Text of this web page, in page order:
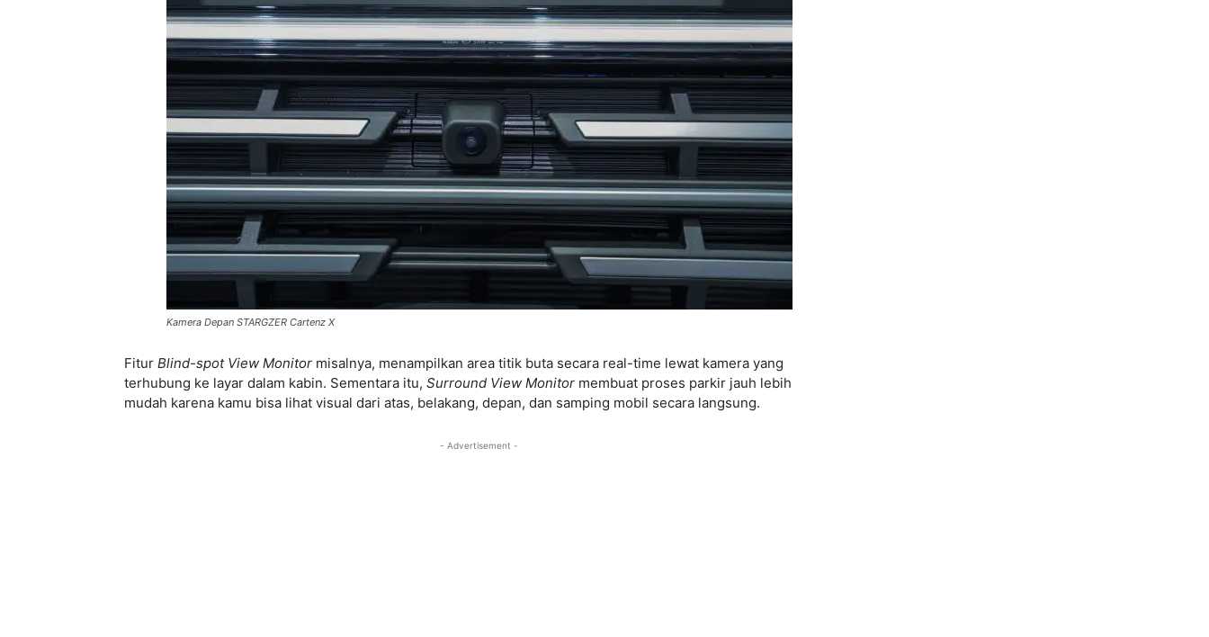
Kamera Depan STARGZER Cartenz X
Fitur Blind-spot View Monitor misalnya, menampilkan area titik buta secara real-time lewat kamera yang
terhubung ke layar dalam kabin. Sementara itu, Surround View Monitor membuat proses parkir jauh lebih
mudah karena kamu bisa lihat visual dari atas, belakang, depan, dan samping mobil secara langsung.
- Advertisement -